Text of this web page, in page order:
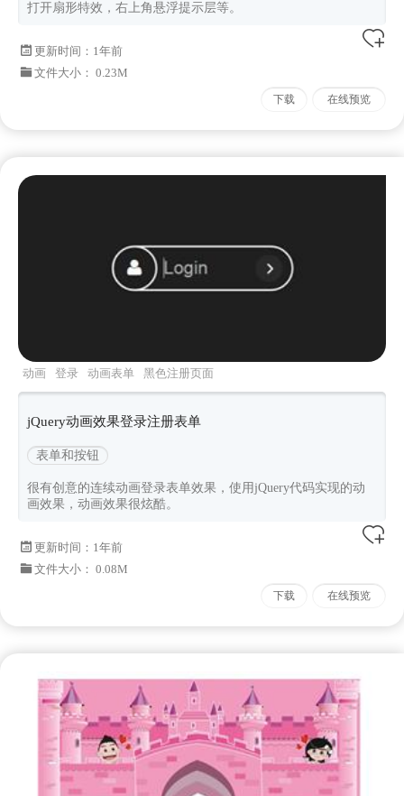
打开扇形特效，右上角悬浮提示层等。
更新时间： 1年前
文件大小： 0.23M
下载 在线预览
动画 登录 动画表单 黑色注册页面
jQuery动画效果登录注册表单
表单和按钮
很有创意的连续动画登录表单效果，使用jQuery代码实现的动
画效果，动画效果很炫酷。
更新时间： 1年前
文件大小： 0.08M
下载 在线预览